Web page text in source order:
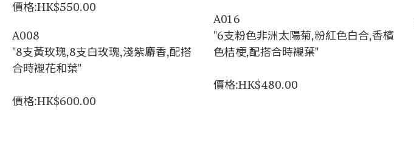
價格:HK$550.00
A008
"8支黃玫瑰,8支白玫瑰,淺紫麝香,配搭
合時襯花和葉"
價格:HK$600.00
A016
"6支粉色非洲太陽菊,粉紅色白合,香檳
色桔梗,配搭合時襯葉"
價格:HK$480.00